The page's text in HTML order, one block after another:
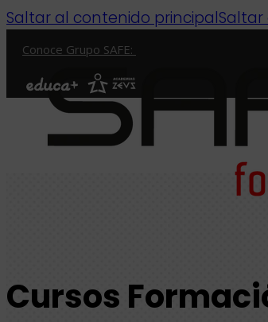
Saltar al contenido principal
Conoce Grupo SAFE:
Cursos